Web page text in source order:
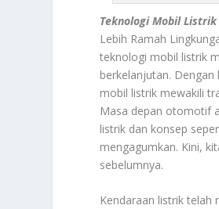
Teknologi Mobil Listrik
Lebih Ramah
teknologi mobil listrik
berkelanjutan.
mobil listrik mewakili
Masa depan otomotif
listrik dan konsep
mengagumkan. Kini,
sebelumnya.
Kendaraan listrik telah